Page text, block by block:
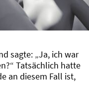
sagte: „Ja, ich war
Tatsächlich hatte
an diesem Fall ist,